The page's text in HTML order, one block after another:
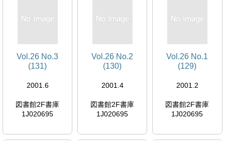
Vol.26 No.3
(131)
2001.6
図書館2F書庫
1J020695
Vol.26 No.2
(130)
2001.4
図書館2F書庫
1J020695
Vol.26 No.1
(129)
2001.2
図書館2F書庫
1J020695